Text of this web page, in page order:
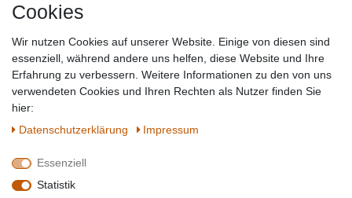
Topmarken
SICHER EINKAUFEN
QUALITÄT
Cookies
Wir nutzen Cookies auf unserer Website. Einige von diesen sind
essenziell, während andere uns helfen, diese Website und Ihre
Erfahrung zu verbessern. Weitere Informationen zu den von uns
verwendeten Cookies und Ihren Rechten als Nutzer finden Sie
hier:
Daten­schutz­erklärung
Impressum
Essenziell
Statistik